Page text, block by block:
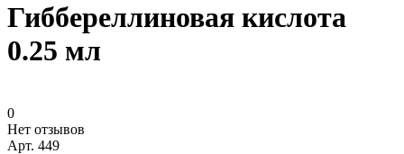
Гиббереллиновая кислота
0.25 мл
0
Нет отзывов
Арт. 449